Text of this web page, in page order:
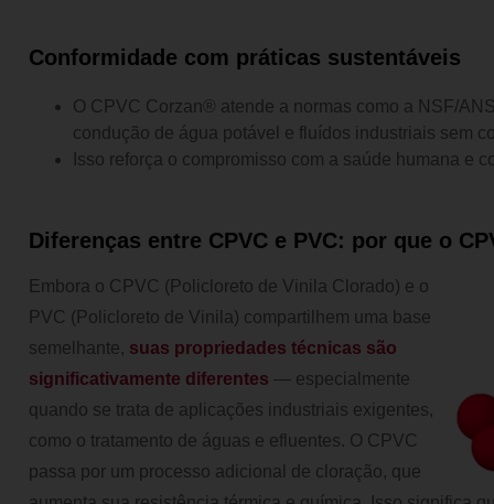
Conformidade com práticas sustentáveis
O CPVC Corzan® atende a normas como a NSF/
condução de água potável e fluídos industriais sem
Isso reforça o compromisso com a saúde humana e
Diferenças entre CPVC e PVC: por que o
Embora o CPVC (Policloreto de VinilaClorado) e o
PVC (Policloreto de Vinila) compartilhem uma base
semelhante, suas propriedades técnicas são
significativamente diferentes — especialmente
quando se trata de aplicações industriais exigentes,
como o tratamento de águas e efluentes. O CPVC
passa por um processo adicional de cloração, que